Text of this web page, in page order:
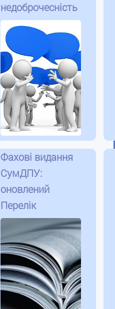
недоброчесність
Фахові видання
СумДПУ:
оновлений
Перелік